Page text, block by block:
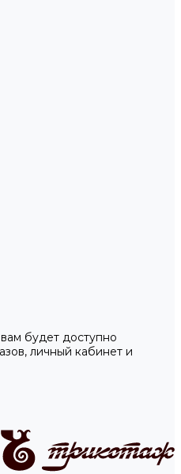
будет доступно
личный кабинет и